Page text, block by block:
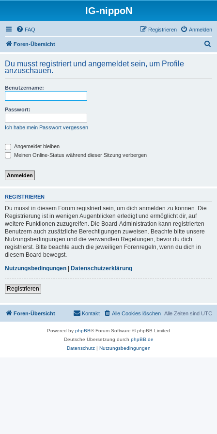
IG-nippoN
FAQ Anmelden
Registrieren
Foren-Übersicht
h
Du musst registriert und angemeldet sein, um Profile
anzuschauen.
Benutzername:
Passwort:
Ich habe mein Passwort vergessen
Angemeldet bleiben
Meinen Online-Status während dieser Sitzung verbergen
REGISTRIEREN
Du musst in diesem Forum registriert sein, um dich anmelden zu können. Die
Registrierung ist in wenigen Augenblicken erledigt und ermöglicht dir, auf
weitere Funktionen zuzugreifen. Die Board-Administration kann registrierten
Benutzern auch zusätzliche Berechtigungen zuweisen. Beachte bitte unsere
Nutzungsbedingungen und die verwandten Regelungen, bevor du dich
registrierst. Bitte beachte auch die jeweiligen Forenregeln, wenn du dich in
diesem Board bewegst.
Nutzungsbedingungen | Datenschutzerklärung
Registrieren
Foren-Übersicht Alle Zeiten sind UTC
Alle Cookies löschen
Kontakt
Powered by phpBB® Forum Software © phpBB Limited
Deutsche Übersetzung durch phpBB.de
Datenschutz| Nutzungsbedingungen